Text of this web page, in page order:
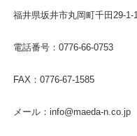
福井県坂井市丸岡町千田29-1-1
電話番号：0776-66-0753
FAX：0776-67-1585
メール：info@maeda-n.co.jp